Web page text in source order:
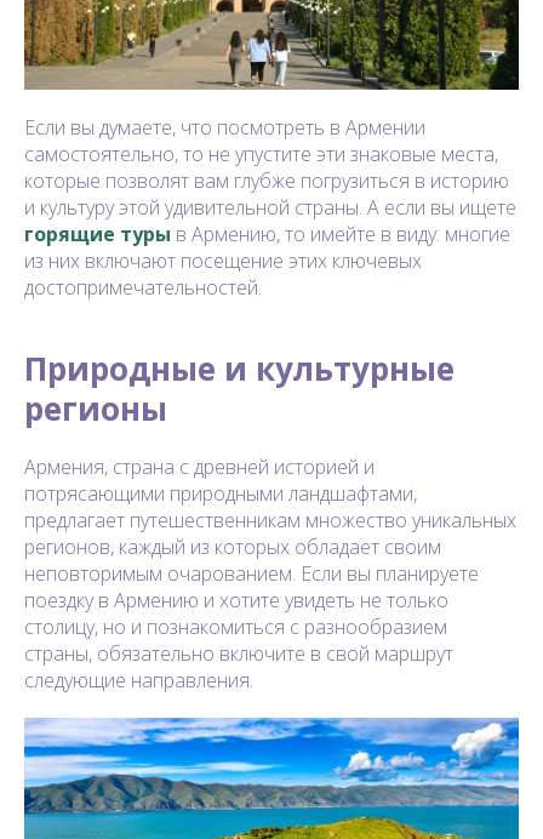
Если вы думаете, что посмотреть в Армении
самостоятельно, то не упустите эти знаковые места,
которые позволят вам глубже погрузиться в историю
и культуру этой удивительной страны. А если вы ищете
горящие туры в Армению, то имейте в виду: многие
из них включают посещение этих ключевых
достопримечательностей.
Природные и культурные
регионы
Армения, страна с древней историей и
потрясающими природными ландшафтами,
предлагает путешественникам множество уникальных
регионов, каждый из которых обладает своим
неповторимым очарованием. Если вы планируете
поездку в Армению и хотите увидеть не только
столицу, но и познакомиться с разнообразием
страны, обязательно включите в свой маршрут
следующие направления.